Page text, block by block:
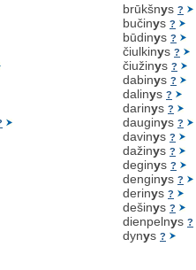
brūkšnys ?
bučinys ?
būdinys ?
čiulkinys ?
čiužinys ?
dabinys ?
dalinys ?
darinys ?
dauginys ?
davinys ?
dažinys ?
deginys ?
denginys ?
derinys ?
dešinys ?
dienpelnys ?
dynys ?